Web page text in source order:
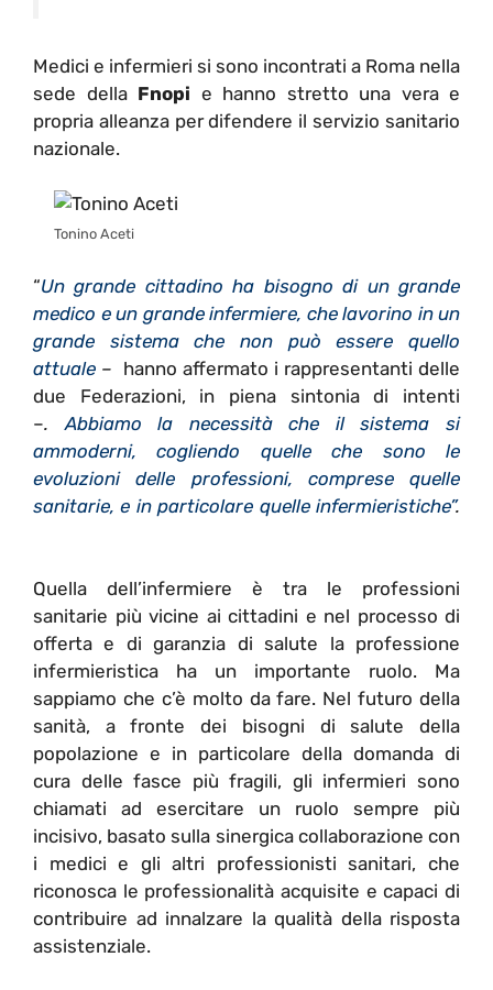
Medici e infermieri si sono incontrati a Roma nella
sede dellaFnopi e hanno stretto una vera e
propria alleanza per difendere il servizio sanitario
nazionale.
Tonino Aceti
“Un grande cittadino ha bisogno di un grande
medico e un grande infermiere, che lavorino in un
grande sistema che non può essere quello
attuale – hanno affermato i rappresentanti delle
due Federazioni, in piena sintonia di intenti
–.Abbiamo la necessità che il sistema si
ammoderni, cogliendo quelle che sono le
evoluzioni delle professioni, comprese quelle
sanitarie, e in particolare quelle infermieristiche”.
Quella dell’infermiere è tra le professioni
sanitarie più vicine ai cittadini e nel processo di
offerta e di garanzia di salute la professione
infermieristica ha un importante ruolo. Ma
sappiamo che c’è molto da fare. Nel futuro della
sanità, a fronte dei bisogni di salute della
popolazione e in particolare della domanda di
cura delle fasce più fragili, gli infermieri sono
chiamati ad esercitare un ruolo sempre più
incisivo, basato sulla sinergica collaborazione con
i medici e gli altri professionisti sanitari, che
riconosca le professionalità acquisite e capaci di
contribuire ad innalzare la qualità della risposta
assistenziale.